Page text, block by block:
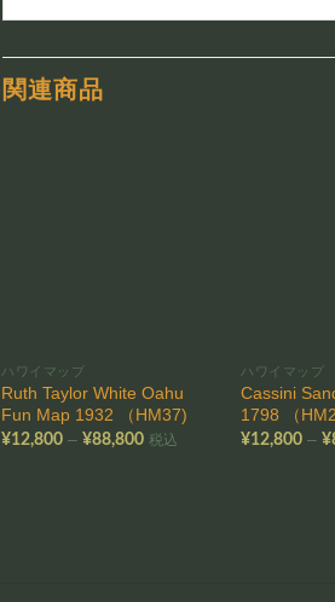
関連商品
ハワイマップ
Ruth Taylor White Oahu
Fun Map 1932 （HM37)
¥12,800 –¥88,800価税込
ハワイマップ
Cassini
1798 （
¥12,800 –¥